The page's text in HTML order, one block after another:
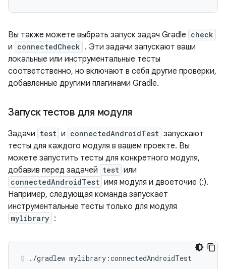
Вы также можете выбрать запуск задач Gradle check
и connectedCheck . Эти задачи запускают ваши
локальные или инструментальные тесты
соответственно, но включают в себя другие проверки,
добавленные другими плагинами Gradle.
Запуск тестов для модуля
Задачи test и connectedAndroidTest запускают
тесты для каждого модуля в вашем проекте. Вы
можете запустить тесты для конкретного модуля,
добавив перед задачей test или
connectedAndroidTest имя модуля и двоеточие (:).
Например, следующая команда запускает
инструментальные тесты только для модуля
mylibrary :
./gradlew mylibrary:connectedAndroidTest